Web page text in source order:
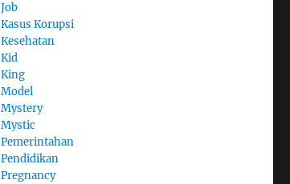
Job
Kasus Korupsi
Kesehatan
Kid
King
Model
Mystery
Mystic
Pemerintahan
Pendidikan
Pregnancy